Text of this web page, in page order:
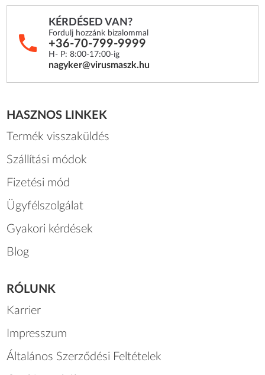
KÉRDÉSED VAN?
Fordulj hozzánk bizalommal
+36-70-799-9999
H- P: 8:00-17:00-ig
nagyker@virusmaszk.hu
HASZNOS LINKEK
Termék visszaküldés
Szállítási módok
Fizetési mód
Ügyfélszolgálat
Gyakori kérdések
Blog
RÓLUNK
Karrier
Impresszum
Általános Szerződési Feltételek